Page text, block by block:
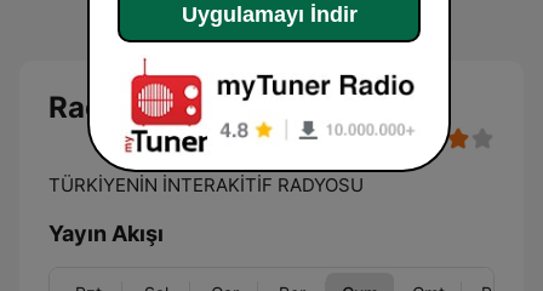
Radyo Bro
TÜRKİYENİN İNTERAKİTİF RADYOSU
Yayın Akışı
Uygulamayı İndir